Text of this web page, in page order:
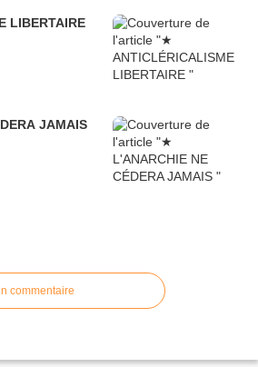
LIBERTAIRE
JAMAIS
commentaire